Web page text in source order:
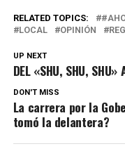
RELATED TOPICS:
LOCAL
OPINIÓN
UP NEXT
DEL «SHU, SHU, SHU»
DON'T MISS
La carrera por la
tomó la delantera?